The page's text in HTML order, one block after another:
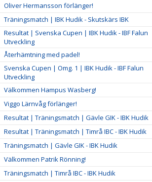
Oliver Hermansson förlänger!
Träningsmatch | IBK Hudik - Skutskärs IBK
Resultat | Svenska Cupen | IBK Hudik - IBF Falun
Utveckling
Återhämtning med padel!
Svenska Cupen | Omg. 1 | IBK Hudik - IBF Falun
Utveckling
Välkommen Hampus Wasberg!
Viggo Lärnvåg förlänger!
Resultat | Träningsmatch | Gävle GIK - IBK Hudik
Resultat | Träningsmatch | Timrå IBC - IBK Hudik
Träningsmatch | Gävle GIK - IBK Hudik
Välkommen Patrik Rönning!
Träningsmatch | Timrå IBC - IBK Hudik